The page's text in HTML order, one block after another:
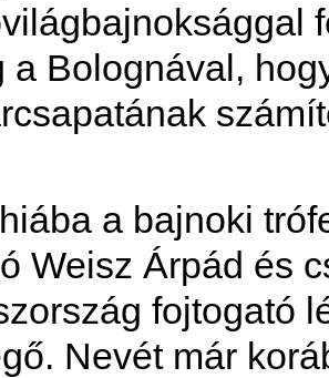
a Bolognával,
a bajnoki
Weisz Árpád és
fojtogató
Nevét már